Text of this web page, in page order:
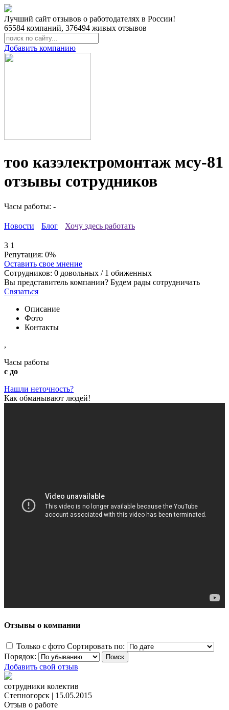
Лучший сайт отзывов о работодателях в России!
65584 компаний, 376494 живых отзывов
Добавить компанию
тоо казэлектромонтаж мсу-81
отзывы сотрудников
Часы работы: -
Новости Блог Хочу здесь работать
3 1
Репутация: 0%
Оставить свое мнение
Сотрудников: 0 довольных / 1 обиженных
Вы представитель компании? Будем рады сотрудничать
Связаться
Описание
Фото
Контакты
,
Часы работы
с до
Нашли неточность?
Как обманывают людей!
Отзывы о компании
Только с фото Сортировать по:
Порядок:
Добавить свой отзыв
сотрудники колектив
Степногорск | 15.05.2015
Отзыв о работе